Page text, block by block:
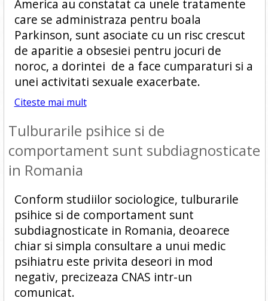
America au constatat ca unele tratamente
care se administraza pentru boala
Parkinson, sunt asociate cu un risc crescut
de aparitie a obsesiei pentru jocuri de
noroc, a dorintei de a face cumparaturi si a
unei activitati sexuale exacerbate.
Citeste mai mult
Tulburarile psihice si de
comportament sunt subdiagnosticate
in Romania
Conform studiilor sociologice, tulburarile
psihice si de comportament sunt
subdiagnosticate in Romania, deoarece
chiar si simpla consultare a unui medic
psihiatru este privita deseori in mod
negativ, precizeaza CNAS intr-un
comunicat.